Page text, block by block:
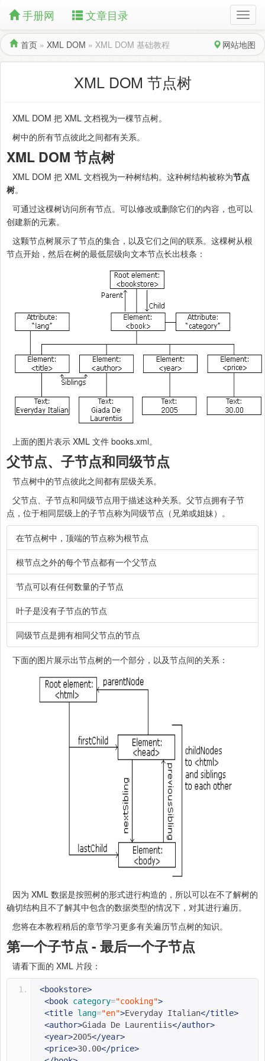
手册网 文章目录
首页 » XML DOM » XML DOM 基础教程 网站地图
XML DOM 节点树
XML DOM 把 XML 文档视为一棵节点树。
树中的所有节点彼此之间都有关系。
XML DOM 节点树
XML DOM 把 XML 文档视为一种树结构。这种树结构被称为节点
树。
可通过这棵树访问所有节点。可以修改或删除它们的内容，也可以
创建新的元素。
这颗节点树展示了节点的集合，以及它们之间的联系。这棵树从根
节点开始，然后在树的最低层级向文本节点长出枝条：
上面的图片表示 XML 文件 books.xml。
父节点、子节点和同级节点
节点树中的节点彼此之间都有层级关系。
父节点、子节点和同级节点用于描述这种关系。父节点拥有子节
点，位于相同层级上的子节点称为同级节点（兄弟或姐妹）。
在节点树中，顶端的节点称为根节点
根节点之外的每个节点都有一个父节点
节点可以有任何数量的子节点
叶子是没有子节点的节点
同级节点是拥有相同父节点的节点
下面的图片展示出节点树的一个部分，以及节点间的关系：
因为 XML 数据是按照树的形式进行构造的，所以可以在不了解树的
确切结构且不了解其中包含的数据类型的情况下，对其进行遍历。
您将在本教程稍后的章节学习更多有关遍历节点树的知识。
第一个子节点 - 最后一个子节点
请看下面的 XML 片段：
<bookstore>
<book category="cooking">
<title lang="en">Everyday Italian</title>
<author>Giada De Laurentiis</author>
<year>2005</year>
<price>30.00</price>